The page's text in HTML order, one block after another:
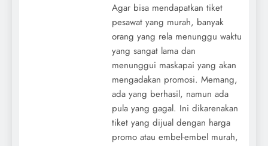
Agar bisa mendapatkan tiket
pesawat yang murah, banyak
orang yang rela menunggu waktu
yang sangat lama dan
menunggui maskapai yang akan
mengadakan promosi. Memang,
ada yang berhasil, namun ada
pula yang gagal. Ini dikarenakan
tiket yang dijual dengan harga
promo atau embel-embel murah,